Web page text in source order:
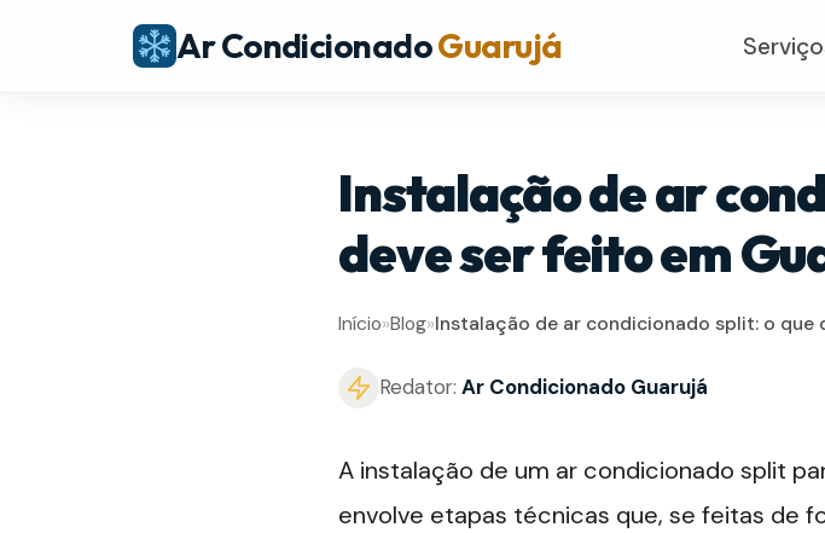
Ar CondicionadoGuarujá
Instalação de ar
deve ser feito em
Início»Blog»Instalação de ar condicionado split: o que
Redator:Ar Condicionado Guarujá
A instalação de um ar condicionado split
envolve etapas técnicas que, se feitas de